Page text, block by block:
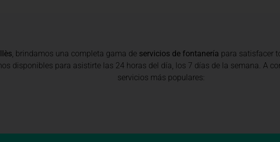
, brindamos una completa gama de servicios de fontanería para satisfacer
disponibles para asistirte las 24 horas del día, los 7 días de la semana. A
servicios más populares: